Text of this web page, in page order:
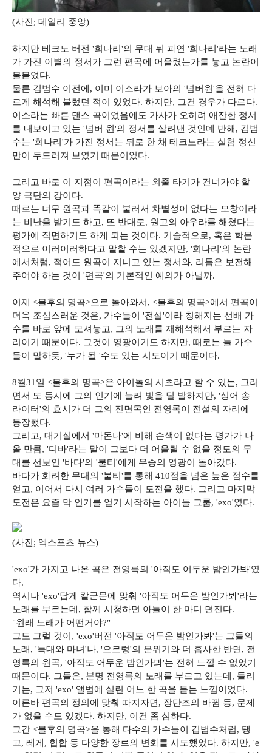
(사진; 데일리 중앙)
하지만 테크노 버전 '희나리'의 무대 뒤 과연 '희나리'라는 노래
가 가진 이별의 정서가 그런 편곡에 어울렸는가를 놓고 논란이
불붙었다.
물론 김범수 이전에, 이미 이소라가 보아의 '넘버원'을 전혀 다
르게 해석해 불렀던 적이 있었다. 하지만, 그건 경우가 다르다.
이소라는 빠른 댄스 곡이었음에도 가사가 오히려 애잔한 정서
를 내보이고 있는 '넘버 원'의 정서를 살려낸 것인데 반해, 김범
수는 '희나리'가 가진 정서는 뒤로 한 채 테크노라는 실험 정신
만이 두드러져 보였기 때문이었다.
그리고 바로 이 지점이 편곡이라는 외줄 타기가 건너가야 할
양 극단의 강이다.
때로는 너무 원곡과 똑같이 불러서 차별성이 없다는 모창이라
는 비난을 받기도 하고, 또 반대로, 원고의 아우라를 해쳤다는
평가에 직면하기도 하게 되는 것이다. 기술적으로, 혹은 학문
적으로 이러이러하다고 말할 수는 있겠지만, '희나리'의 논란
에서처럼, 적어도 원곡이 지니고 있는 정서와, 리듬은 보전해
주어야 하는 것이 '편곡'의 기본적인 예의가 아닐까.
이제 <불후의 명곡>으로 돌아와서, <불후의 명곡>에서 편곡이
더욱 조심스러운 것은, 가수들이 '전설'이라 칭해지는 선배 가
수를 바로 앞에 모셔놓고, 그의 노래를 재해석해서 부르는 자
리이기 때문이다. 그것이 영광이기도 하지만, 때로는 늘 가수
들이 말하듯, '누가 될 '수도 있는 시도이기 때문이다.
8월31일 <불후의 명곡>은 아이돌의 시초라고 할 수 있는, 그러
면서 또 동시에 그의 인기에 눌려 빛을 덜 발하지만, '싱어 송
라이터'의 효시가 더 그의 진면목인 전영록이 전설의 자리에
등장했다.
그리고, 대기실에서 '마돈나'에 비해 손색이 없다는 평가가 나
올 만큼, '디바'라는 말이 그보다 더 어울릴 수 없을 정도의 무
대를 선보인 '바다'의 '불티'에게 우승의 영광이 돌아갔다.
바다가 화려한 무대의 '불티'를 통해 410점을 넘은 높은 점수를
얻고, 이어서 다시 여러 가수들이 도전을 했다. 그리고 마지막
도전은 요즘 막 인기를 얻기 시작하는 아이돌 그룹, 'exo'였다.
(사진; 엑스포츠 뉴스)
'exo'가 가지고 나온 곡은 전영록의 '아직도 어두운 밤인가봐'였
다.
역시나 'exo'답게 칼군문에 맞춰 '아직도 어두운 밤인가봐'라는
노래를 부르는데, 함께 시청하던 아들이 한 마디 던진다.
"원래 노래가 어떤거야?"
그도 그럴 것이, 'exo'버전 '아직도 어두운 밤인가봐'는 그들의
노래, '늑대와 마녀'나, '으르렁'의 분위기와 더 흡사한 반면, 전
영록의 원곡, '아직도 어두운 밤인가봐'는 전혀 느낄 수 없었기
때문이다. 그들은, 분명 전영록의 노래를 부르고 있는데, 들리
기는, 그저 'exo' 앨범에 실린 어느 한 곡을 듣는 느낌이었다.
이른바 편곡의 정의에 맞춰 따지자면, 장단조의 바뀜 등, 문제
가 없을 수도 있겠다. 하지만, 이건 좀 심하다.
그간 <불후의 명곡>을 통해 다수의 가수들이 김범수처럼, 탱
고, 레게, 힙합 등 다양한 장르의 변화를 시도했었다. 하지만, 'e